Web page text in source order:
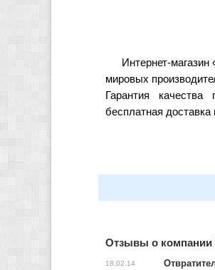
Интернет-
мировых
Гарантия
бесплатная
Отзывы о компании
18.02.14